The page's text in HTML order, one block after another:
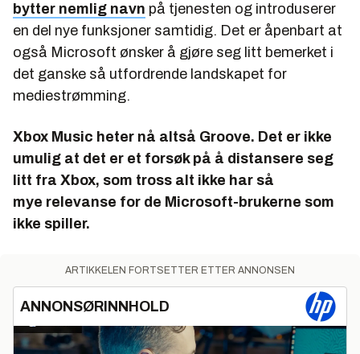
bytter nemlig navn på tjenesten og introduserer
en del nye funksjoner samtidig. Det er åpenbart at
også Microsoft ønsker å gjøre seg litt bemerket i
det ganske så utfordrende landskapet for
mediestrømming.
Xbox Music heter nå altså Groove. Det er ikke
umulig at det er et forsøk på å distansere seg
litt fra Xbox, som tross alt ikke har så
mye relevanse for de Microsoft-brukerne som
ikke spiller.
ARTIKKELEN FORTSETTER ETTER ANNONSEN
ANNONSØRINNHOLD